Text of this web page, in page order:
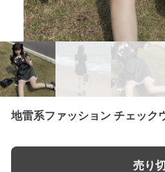
地雷系ファッション チェック
売り